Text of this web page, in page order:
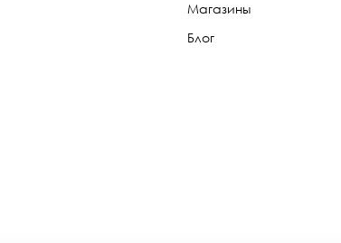
Магазины
Блог